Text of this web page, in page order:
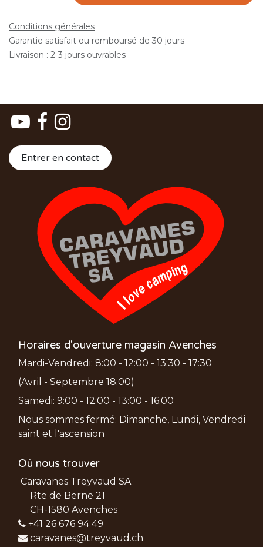
Conditions générales
Garantie satisfait ou remboursé de 30 jours
Livraison : 2-3 jours ouvrables
Entrer en contact
Horaires d'ouverture magasin Avenches
Mardi-Vendredi: 8:00 - 12:00 - 13:30 - 17:30
(Avril - Septembre 18:00)
Samedi: 9:00 - 12:00 - 13:00 - 16:00
Nous sommes fermé: Dimanche, Lundi, Vendredi
saint et l'ascension
Où nous trouver
Caravanes Treyvaud SA
Rte de Berne 21
CH-1580 Avenches
+41 26 676 94 49
caravanes@treyvaud.ch